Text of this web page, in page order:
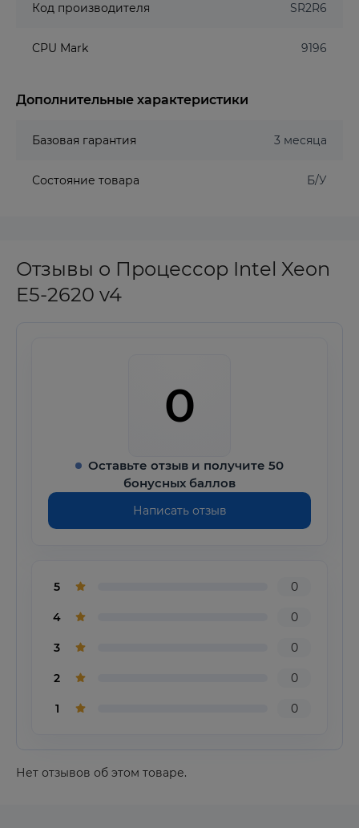
Код производителя SR2R6
CPU Mark 9196
Дополнительные характеристики
Базовая гарантия 3 месяца
Состояние товара Б/У
Отзывы о Процессор Intel Xeon
E5-2620 v4
0
Оставьте отзыв и получите 50
бонусных баллов
Написать отзыв
5 0
4 0
3 0
2 0
1 0
Нет отзывов об этом товаре.